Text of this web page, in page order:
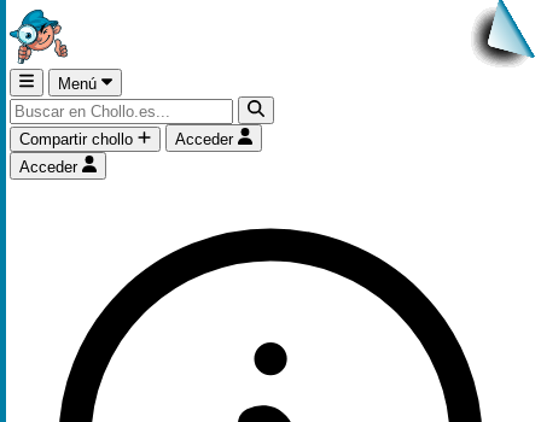
Menú
Compartir chollo
Acceder
Acceder